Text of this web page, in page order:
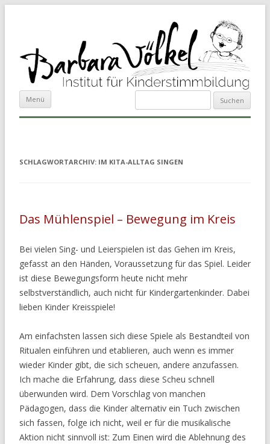
Menü Zum Inhalt springen Suchen
SCHLAGWORTARCHIV: IM KITA-ALLTAG SINGEN
Das Mühlenspiel – Bewegung im Kreis
Bei vielen Sing- und Leierspielen ist das Gehen im Kreis,
gefasst an den Händen, Voraussetzung für das Spiel. Leider
ist diese Bewegungsform heute nicht mehr
selbstverständlich, auch nicht für Kindergartenkinder. Dabei
lieben Kinder Kreisspiele!
Am einfachsten lassen sich diese Spiele als Bestandteil von
Ritualen einführen und etablieren, auch wenn es immer
wieder Kinder gibt, die sich scheuen, andere anzufassen.
Ich mache die Erfahrung, dass diese Scheu schnell
überwunden wird. Dem Vorschlag von manchen
Pädagogen, dass die Kinder alternativ ein Tuch zwischen
sich fassen, folge ich nicht, weil er für die musikalische
Aktion nicht sinnvoll ist: Zum Einen wird die Ablehnung des